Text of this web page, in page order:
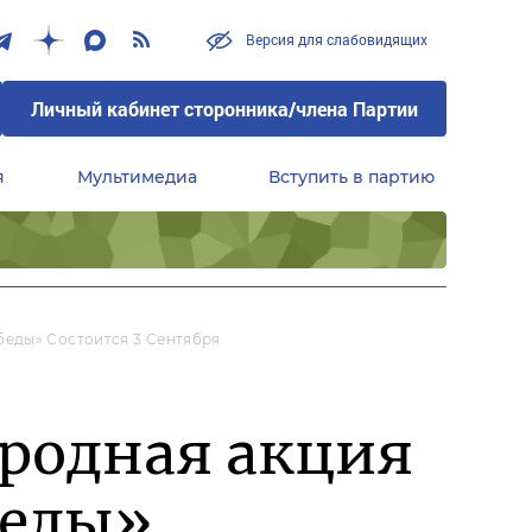
Версия для слабовидящих
Личный кабинет сторонника/члена Партии
Мультимедиа Вступить в партию
Состоится 3 Сентября
акция